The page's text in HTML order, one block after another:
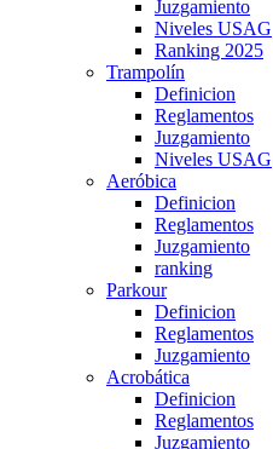
Juzgamiento
Niveles USAG
Ranking 2025
Trampolín
Definicion
Reglamentos
Juzgamiento
Niveles USAG
Aeróbica
Definicion
Reglamentos
Juzgamiento
ranking
Parkour
Definicion
Reglamentos
Juzgamiento
Acrobática
Definicion
Reglamentos
Juzgamiento